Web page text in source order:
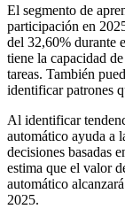
El segmento de
participación en
del 32,60% durante
tiene la capacidad
tareas. También
identificar patrones
Al identificar
automático ayuda a
decisiones basadas
estima que el valor
automático
2025.